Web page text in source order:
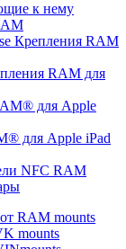
к нему
Крепления RAM
RAM для
для Apple iPad
NFC RAM
RAM mounts
mounts